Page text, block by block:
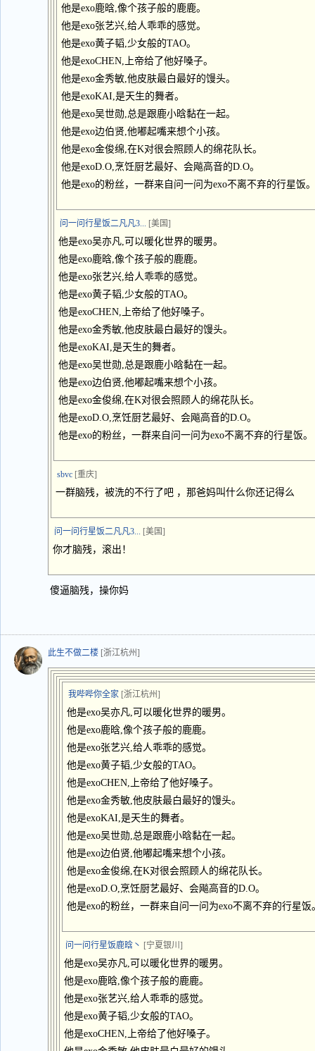
他是exo鹿晗,像个孩子般的鹿鹿。
他是exo张艺兴,给人乖乖的感觉。
他是exo黄子韬,少女般的TAO。
他是exoCHEN,上帝给了他好嗓子。
他是exo金秀敏,他皮肤最白最好的馒头。
他是exoKAI,是天生的舞者。
他是exo吴世勋,总是跟鹿小晗黏在一起。
他是exo边伯贤,他嘟起嘴来想个小孩。
他是exo金俊绵,在K对很会照顾人的绵花队长。
他是exoD.O,烹饪厨艺最好、会飚高音的D.O。
他是exo的粉丝，一群来自问一问为exo不离不弃的行星饭。
问一问行星饭二凡凡3... [美国]
他是exo吴亦凡,可以暖化世界的暖男。
他是exo鹿晗,像个孩子般的鹿鹿。
他是exo张艺兴,给人乖乖的感觉。
他是exo黄子韬,少女般的TAO。
他是exoCHEN,上帝给了他好嗓子。
他是exo金秀敏,他皮肤最白最好的馒头。
他是exoKAI,是天生的舞者。
他是exo吴世勋,总是跟鹿小晗黏在一起。
他是exo边伯贤,他嘟起嘴来想个小孩。
他是exo金俊绵,在K对很会照顾人的绵花队长。
他是exoD.O,烹饪厨艺最好、会飚高音的D.O。
他是exo的粉丝，一群来自问一问为exo不离不弃的行星饭。
sbvc [重庆]
一群脑残，被洗的不行了吧 ，那爸妈叫什么你还记得么
问一问行星饭二凡凡3... [美国]
你才脑残，滚出！
傻逼脑残，操你妈
此生不做二楼 [浙江杭州]
我哔哔你全家 [浙江杭州]
他是exo吴亦凡,可以暖化世界的暖男。
他是exo鹿晗,像个孩子般的鹿鹿。
他是exo张艺兴,给人乖乖的感觉。
他是exo黄子韬,少女般的TAO。
他是exoCHEN,上帝给了他好嗓子。
他是exo金秀敏,他皮肤最白最好的馒头。
他是exoKAI,是天生的舞者。
他是exo吴世勋,总是跟鹿小晗黏在一起。
他是exo边伯贤,他嘟起嘴来想个小孩。
他是exo金俊绵,在K对很会照顾人的绵花队长。
他是exoD.O,烹饪厨艺最好、会飚高音的D.O。
他是exo的粉丝，一群来自问一问为exo不离不弃的行星饭
问一问行星饭鹿晗丶 [宁夏银川]
他是exo吴亦凡,可以暖化世界的暖男。
他是exo鹿晗,像个孩子般的鹿鹿。
他是exo张艺兴,给人乖乖的感觉。
他是exo黄子韬,少女般的TAO。
他是exoCHEN,上帝给了他好嗓子。